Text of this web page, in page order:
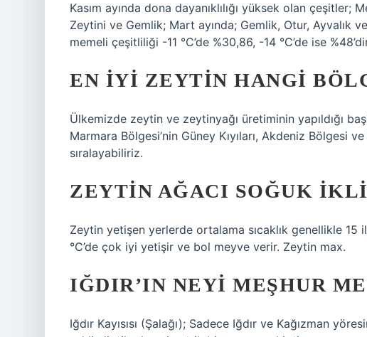
Kasım ayında dona dayanıklılığı yüksek olan
Zeytini ve Gemlik; Mart ayında; Gemlik, Otur, Ayvalık
memeli çeşitliliği -11 °C’de %30,86, -14 °C’de ise
EN IYI ZEYTIN HANGI
Ülkemizde zeytin ve zeytinyağı üretiminin yapıldığı
Marmara Bölgesi’nin Güney Kıyıları, Akdeniz Bölgesi
sıralayabiliriz.
ZEYTIN AĞACI SOĞUK
Zeytin yetişen yerlerde ortalama sıcaklık genellikle 15
°C’de çok iyi yetişir ve bol meyve verir. Zeytin max.
IĞDIR’IN NEYI MEŞHUR
Iğdır Kayısısı (Şalağı); Sadece Iğdır ve Kağızman